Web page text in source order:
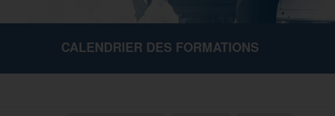
CALENDRIER DES FORMATIONS